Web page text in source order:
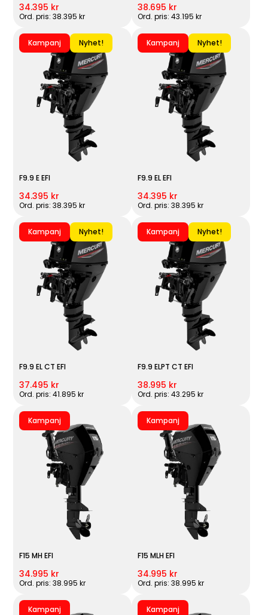
34.395 kr
Ord. pris: 38.395 kr
38.695 kr
Ord. pris: 43.195 kr
Kampanj Nyhet!
F9.9 E EFI
34.395 kr
Ord. pris: 38.395 kr
Kampanj Nyhet!
F9.9 EL EFI
34.395 kr
Ord. pris: 38.395 kr
Kampanj Nyhet!
F9.9 EL CT EFI
37.495 kr
Ord. pris: 41.895 kr
Kampanj Nyhet!
F9.9 ELPT CT EFI
38.995 kr
Ord. pris: 43.295 kr
Kampanj
F15 MH EFI
34.995 kr
Ord. pris: 38.995 kr
Kampanj
F15 MLH EFI
34.995 kr
Ord. pris: 38.995 kr
Kampanj Kampanj